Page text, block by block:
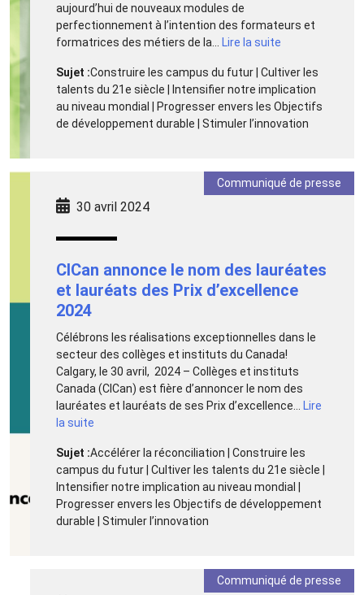
aujourd’hui de nouveaux modules de
perfectionnement à l’intention des formateurs et
formatrices des métiers de la...
Lire la suite
Sujet :Construire les campus du futur | Cultiver les
talents du 21e siècle | Intensifier notre implication
au niveau mondial | Progresser envers les Objectifs
de développement durable | Stimuler l’innovation
30 avril 2024
Communiqué de presse
CICan annonce le nom des lauréates
et lauréats des Prix d’excellence
2024
Célébrons les réalisations exceptionnelles dans le
secteur des collèges et instituts du Canada!
Calgary, le 30 avril, 2024 – Collèges et instituts
Canada (CICan) est fière d’annoncer le nom des
lauréates et lauréats de ses Prix d’excellence...
Lire
la suite
Sujet :Accélérer la réconciliation | Construire les
campus du futur | Cultiver les talents du 21e siècle |
Intensifier notre implication au niveau mondial |
Progresser envers les Objectifs de développement
durable | Stimuler l’innovation
Communiqué de presse